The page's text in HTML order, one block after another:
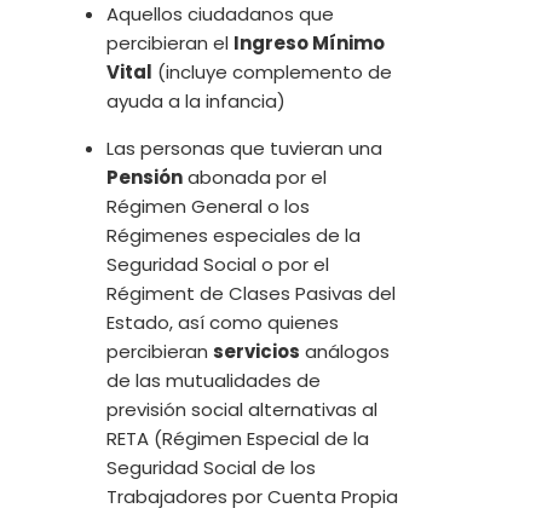
Aquellos ciudadanos que
percibieran el Ingreso Mínimo
Vital (incluye complemento de
ayuda a la infancia)
Las personas que tuvieran una
Pensiónabonada por el
Régimen General o los
Régimenes especiales de la
Seguridad Social o por el
Régiment de Clases Pasivas del
Estado, así como quienes
percibieran servicios análogos
de las mutualidades de
previsión social alternativas al
RETA (Régimen Especial de la
Seguridad Social de los
Trabajadores por Cuenta Propia